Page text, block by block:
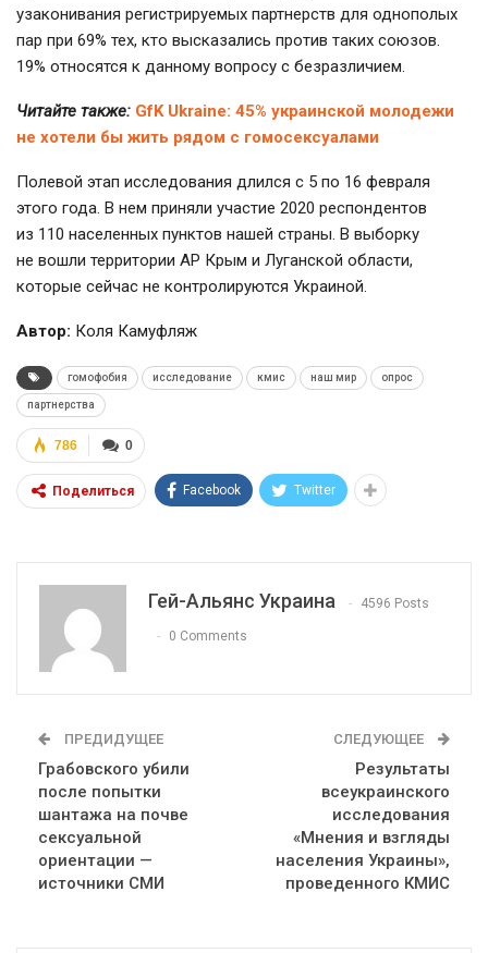
узаконивания регистрируемых партнерств для однополых
пар при 69% тех, кто высказались против таких союзов.
19% относятся к данному вопросу с безразличием.
Читайте также: GfK Ukraine: 45% украинской молодежи
не хотели бы жить рядом с гомосексуалами
Полевой этап исследования длился с 5 по 16 февраля
этого года. В нем приняли участие 2020 респондентов
из 110 населенных пунктов нашей страны. В выборку
не вошли территории АР Крым и Луганской области,
которые сейчас не контролируются Украиной.
Автор: Коля Камуфляж
гомофобия исследование кмис наш мир опрос
партнерства
0
786
Поделиться Facebook Twitter
Гей-Альянс Украина 4596 Posts
0 Comments
ПРЕДИДУЩЕЕ
Грабовского убили
после попытки
шантажа на почве
сексуальной
ориентации —
источники СМИ
СЛЕДУЮЩЕЕ
Результаты
всеукраинского
исследования
«Мнения и взгляды
населения Украины»,
проведенного КМИС